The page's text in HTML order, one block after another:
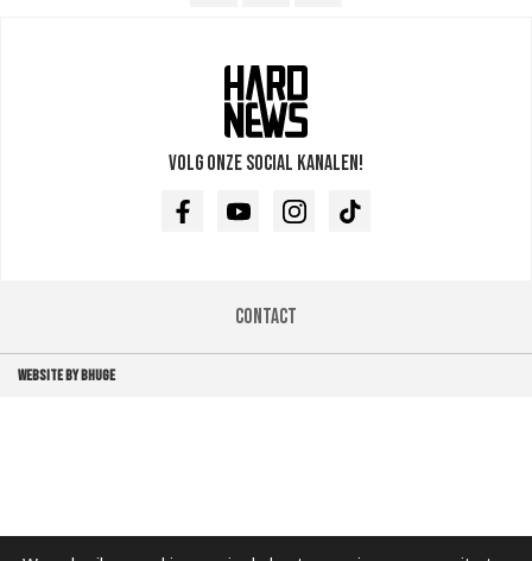
Volg onze social kanalen!
FacebookYoutubeInstagramTikTok
Contact
WEBSITE BY BHUGE